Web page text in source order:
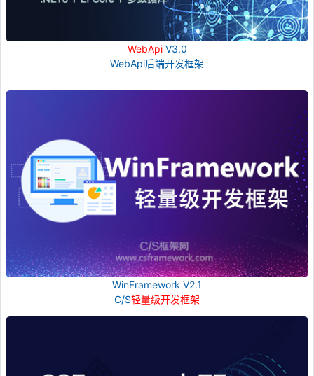
WebApiV3.0
WebApi后端开发框架
WinFramework V2.1
C/S轻量级开发框架